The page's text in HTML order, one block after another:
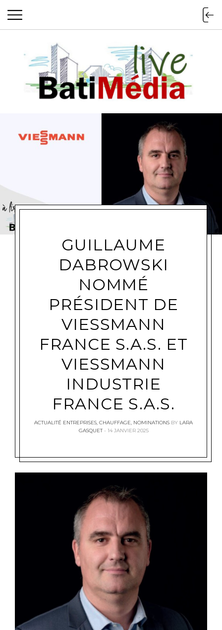
Batimedialive
GUILLAUME
DABROWSKI
NOMMÉ
PRÉSIDENT DE
VIESSMANN
FRANCE S.A.S. ET
VIESSMANN
INDUSTRIE
FRANCE S.A.S.
ACTUALITÉ ENTREPRISES, CHAUFFAGE, NOMINATIONS BY LARA
GASQUET
14 JANVIER 2025